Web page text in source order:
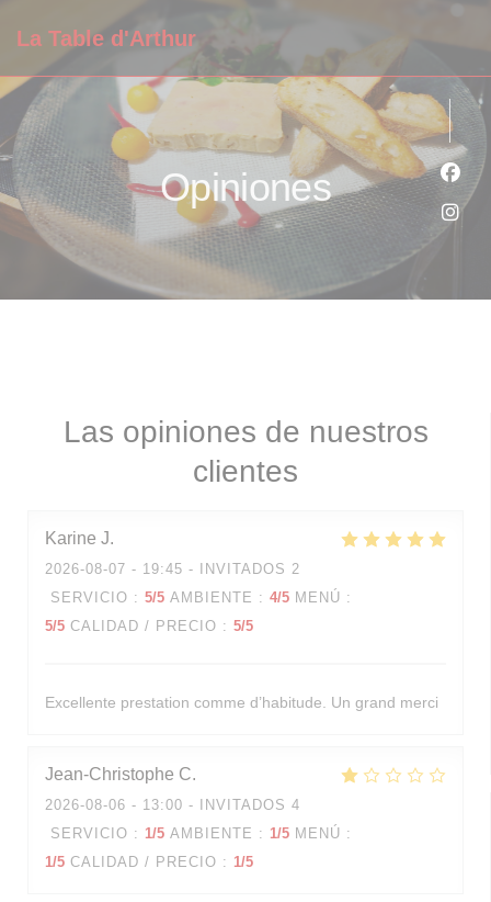
La Table d'Arthur
Opiniones
Las opiniones de nuestros
clientes
Karine J
2026-08-07 - 19:45 - INVITADOS 2
SERVICIO : 5/5 AMBIENTE : 4/5 MENÚ :
5/5 CALIDAD / PRECIO : 5/5
Excellente prestation comme d’habitude. Un grand merci
Jean-Christophe C
2026-08-06 - 13:00 - INVITADOS 4
SERVICIO : 1/5 AMBIENTE : 1/5 MENÚ :
1/5 CALIDAD / PRECIO : 1/5